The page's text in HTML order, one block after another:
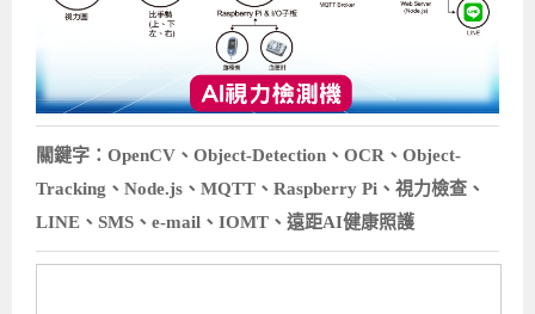
關鍵字：OpenCV、Object-Detection、OCR、Object-
Tracking、Node.js、MQTT、Raspberry Pi、視力檢查、
LINE、SMS、e-mail、IOMT、遠距AI健康照護